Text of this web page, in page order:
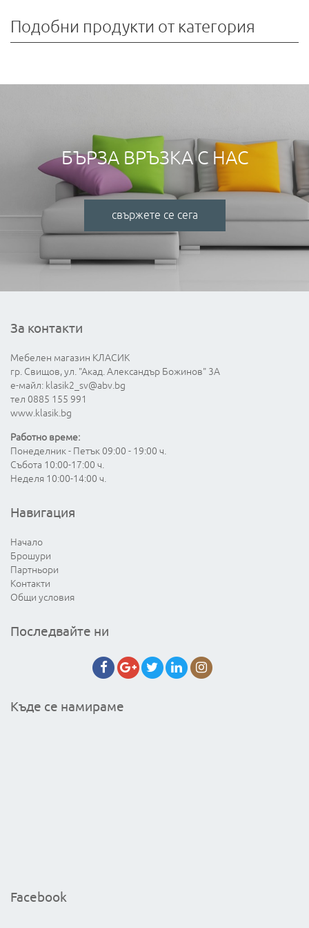
Подобни продукти от категория
БЪРЗА ВРЪЗКА С НАС
свържете се сега
За контакти
Мебелен магазин КЛАСИК
гр. Свищов, ул. "Акад. Александър Божинов" 3А
е-майл: klasik2_sv@abv.bg
тел 0885 155 991
www.klasik.bg
Работно време:
Понеделник - Петък 09:00 - 19:00 ч.
Събота 10:00-17:00 ч.
Неделя 10:00-14:00 ч.
Навигация
Начало
Брошури
Партньори
Контакти
Общи условия
Последвайте ни
Къде се намираме
Facebook